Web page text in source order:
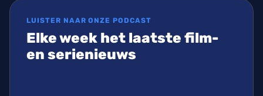
LUISTER NAAR ONZE PODCAST
Elke week het laatste film-
en serienieuws